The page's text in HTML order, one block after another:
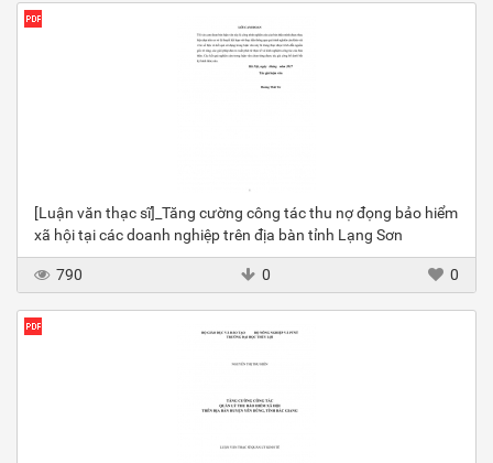
[Luận văn thạc sĩ]_Tăng cường công tác thu nợ đọng bảo hiểm
xã hội tại các doanh nghiệp trên địa bàn tỉnh Lạng Sơn
790 0 0